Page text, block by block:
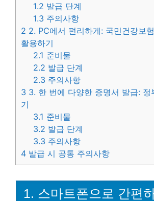
1.2 발급 단계
1.3 주의사항
2 2. PC에서 편리하게: 국민건강보
활용하기
2.1 준비물
2.2 발급 단계
2.3 주의사항
3 3. 한 번에 다양한 증명서 발급:
기
3.1 준비물
3.2 발급 단계
3.3 주의사항
4 발급 시 공통 주의사항
1. 스마트폰으로 간편